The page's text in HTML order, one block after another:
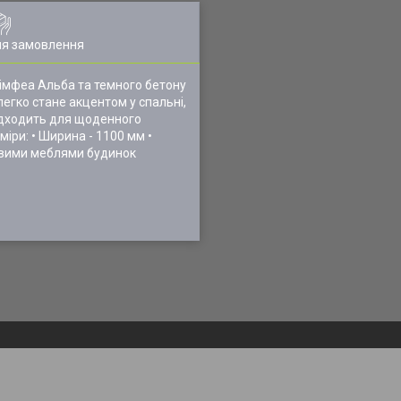
замовлення
Альба та темного бетону
стане акцентом у спальні,
для щоденного
• Ширина - 1100 мм •
меблями будинок